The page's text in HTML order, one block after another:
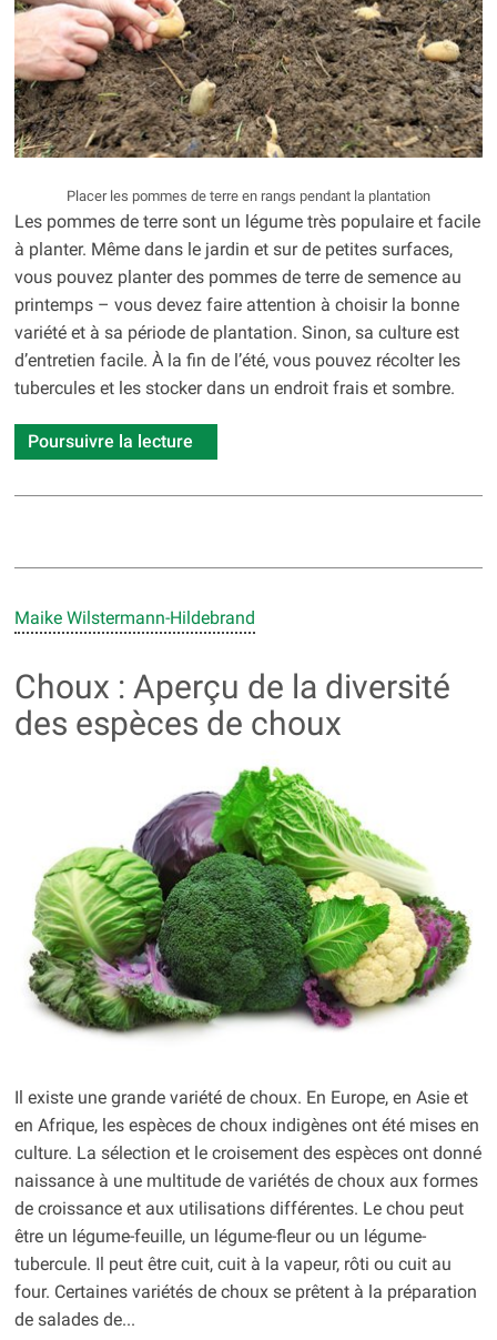
Placer les pommes de terre en rangs pendant la plantation
Les pommes de terre sont un légume très populaire et facile
à planter. Même dans le jardin et sur de petites surfaces,
vous pouvez planter des pommes de terre de semence au
printemps – vous devez faire attention à choisir la bonne
variété et à sa période de plantation. Sinon, sa culture est
d’entretien facile. À la fin de l’été, vous pouvez récolter les
tubercules et les stocker dans un endroit frais et sombre.
Poursuivre la lecture
Maike Wilstermann-Hildebrand
Choux : Aperçu de la diversité
des espèces de choux
Il existe une grande variété de choux. En Europe, en Asie et
en Afrique, les espèces de choux indigènes ont été mises en
culture. La sélection et le croisement des espèces ont donné
naissance à une multitude de variétés de choux aux formes
de croissance et aux utilisations différentes. Le chou peut
être un légume-feuille, un légume-fleur ou un légume-
tubercule. Il peut être cuit, cuit à la vapeur, rôti ou cuit au
four. Certaines variétés de choux se prêtent à la préparation
de salades de...